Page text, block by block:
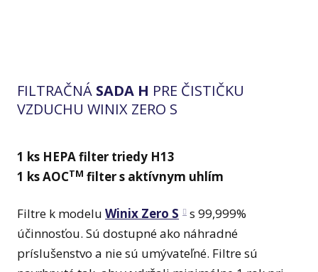
FILTRAČNÁ SADA H PRE ČISTIČKU
VZDUCHU WINIX ZERO S
1 ks HEPA filter triedy H13
1 ks AOCTM filter s aktívnym uhlím
Filtre k modelu Winix Zero S
s 99,999%
účinnosťou. Sú dostupné ako náhradné
príslušenstvo a nie sú umývateľné. Filtre sú